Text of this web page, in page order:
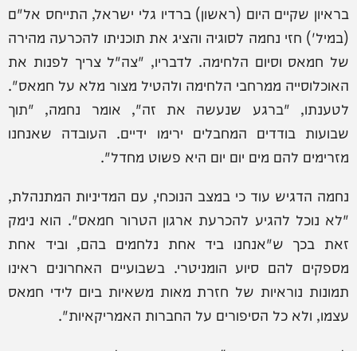
בראיון שקיים היום (ראשון) ברדיו גלי ישראל, התייחס אל"ם
(במיל') חזי נחמה לסוגיה והציג את תוכניתו להכרעה מהירה
של חמאס וסיום הלחימה. לדבריו, "צה"ל צריך לפנות את
האוכלוסייה ממרחבי הלחימה ולהטיל מצור מלא על חמאס".
לטענתו, "ברגע שנעשה את זה", אומר נחמה, "תוך
שבועות בודדים המחבלים ירימו ידיים. העובדה שאנחנו
מזרימים להם מים יום יום היא פשוט מחדל".
נחמה הדגיש עוד כי במצב הנוכחי, עם המדיניות המתנהלת,
"לא נוכל להגיע להכרעת ארגון הטרור חמאס". הוא נימק
זאת בכך ש"אנחנו ביד אחת נלחמים בהם, וביד אחת
מספקים להם סיוע הומניטרי. בשבועיים האחרונים ראינו
תמונות נוראיות של חזרת מאות משאיות ביום לידי חמאס
עצמו, ולא כל הסיפורים על החברות האמריקאיות".